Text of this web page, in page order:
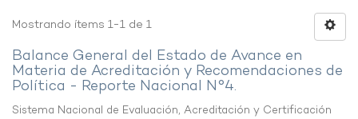
Mostrando ítems 1-1 de 1
Balance General del Estado de Avance en
Materia de Acreditación y Recomendaciones de
Política - Reporte Nacional N°4.
Sistema Nacional de Evaluación, Acreditación y Certificación